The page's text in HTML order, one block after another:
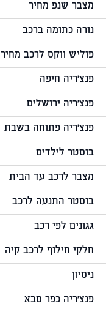
מצבר שנפ מחיר
נורה כתומה ברכב
פוליש ווקס לרכב מחיר
פנצ'ריה חיפה
פנצ'ריה ירושלים
פנצ'ריה פתוחה בשבת
בוסטר לילדים
מצבר לרכב עד הבית
בוסטר התנעה לרכב
גגונים לפי רכב
חלקי חילוף לרכב קיה
ניסיון
פנצ'ריה כפר סבא